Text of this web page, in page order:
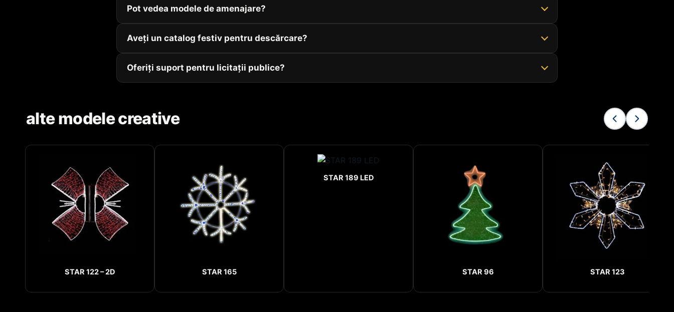
Pot vedea modele de amenajare?
Aveți un catalog festiv pentru descărcare?
Oferiți suport pentru licitații publice?
alte modele creative
STAR 122 – 2D STAR 165
STAR 189 LED
STAR 96 STAR 123